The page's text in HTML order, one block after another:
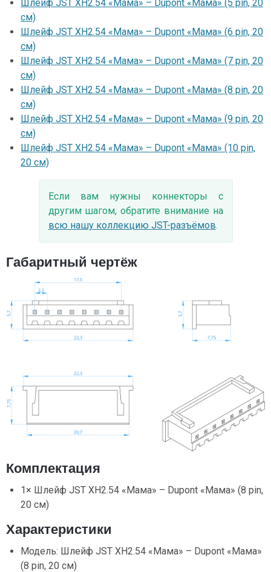
Шлейф JST XH2.54 «Мама» – Dupont «Мама» (5 pin, 20
см)
Шлейф JST XH2.54 «Мама» – Dupont «Мама» (6 pin, 20
см)
Шлейф JST XH2.54 «Мама» – Dupont «Мама» (7 pin, 20
см)
Шлейф JST XH2.54 «Мама» – Dupont «Мама» (8 pin, 20
см)
Шлейф JST XH2.54 «Мама» – Dupont «Мама» (9 pin, 20
см)
Шлейф JST XH2.54 «Мама» – Dupont «Мама» (10 pin,
20 см)
Если вам нужны коннекторы с
другим шагом, обратите внимание на
всю нашу коллекцию JST-разъёмов.
Габаритный чертёж
Комплектация
1× Шлейф JST XH2.54 «Мама» – Dupont «Мама» (8 pin,
20 см)
Характеристики
Модель: Шлейф JST XH2.54 «Мама» – Dupont «Мама»
(8 pin, 20 см)